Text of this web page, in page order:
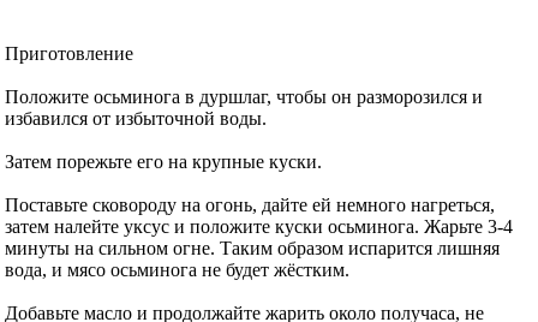
Приготовление
Положите осьминога в дуршлаг, чтобы он разморозился и
избавился от избыточной воды.
Затем порежьте его на крупные куски.
Поставьте сковороду на огонь, дайте ей немного нагреться,
затем налейте уксус и положите куски осьминога. Жарьте 3-4
минуты на сильном огне. Таким образом испарится лишняя
вода, и мясо осьминога не будет жёстким.
Добавьте масло и продолжайте жарить около получаса, не